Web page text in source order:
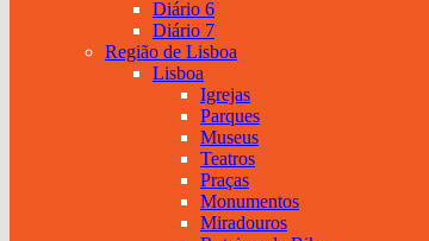
Diário 6
Diário 7
Região de Lisboa
Lisboa
Igrejas
Parques
Museus
Teatros
Praças
Monumentos
Miradouros